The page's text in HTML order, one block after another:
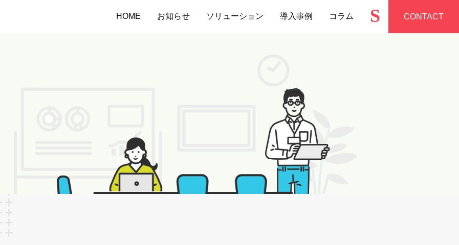
HOME お知らせ ソリューション 導入事例 コラム S CONTACT